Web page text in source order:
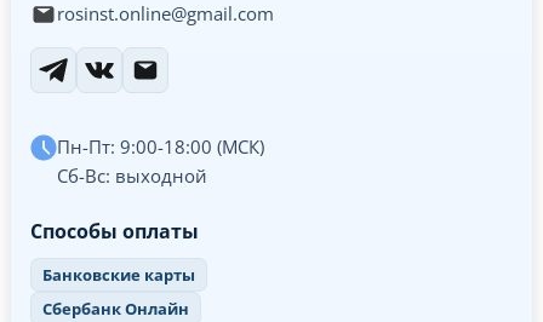
rosinst.online@gmail.com
Пн-Пт: 9:00-18:00 (МСК)
Сб-Вс: выходной
Способы оплаты
Банковские карты
Сбербанк Онлайн